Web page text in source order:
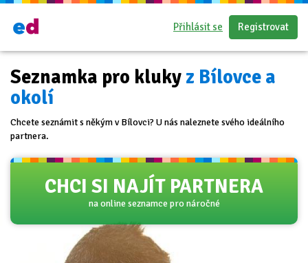
Přihlásit se Registrovat
Seznamka pro kluky z Bílovce a
okolí
Chcete seznámit s někým v Bílovci? U nás naleznete svého ideálního
partnera.
CHCI SI NAJÍT PARTNERA
na online seznamce pro náročné